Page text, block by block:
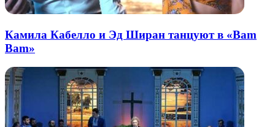
Камила Кабелло и Эд Ширан танцуют в «Bam
Bam»